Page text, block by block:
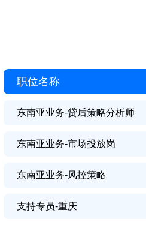
职位名称
东南亚业务-贷后策略分析师
东南亚业务-市场投放岗
东南亚业务-风控策略
支持专员-重庆